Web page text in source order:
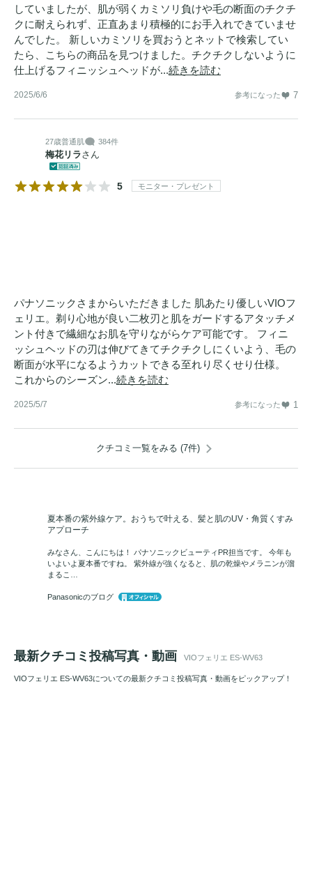
していましたが、肌が弱くカミソリ負けや毛の断面のチクチ
クに耐えられず、正直あまり積極的にお手入れできていませ
んでした。 新しいカミソリを買おうとネットで検索してい
たら、こちらの商品を見つけました。チクチクしないように
仕上げるフィニッシュヘッドが...続きを読む
2025/6/6 参考になった 7
27歳普通肌 384件
梅花リラさん
5 モニター・プレゼント
パナソニックさまからいただきました 肌あたり優しいVIOフ
ェリエ。剃り心地が良い二枚刃と肌をガードするアタッチメ
ント付きで繊細なお肌を守りながらケア可能です。 フィニ
ッシュヘッドの刃は伸びてきてチクチクしにくいよう、毛の
断面が水平になるようカットできる至れり尽くせり仕様。
これからのシーズン...続きを読む
2025/5/7 参考になった 1
クチコミ一覧をみる (7件)
夏本番の紫外線ケア。おうちで叶える、髪と肌のUV・角質くすみ
アプローチ
みなさん、こんにちは！ パナソニックビューティPR担当です。 今年も
いよいよ夏本番ですね。 紫外線が強くなると、肌の乾燥やメラニンが溜
まるこ…
Panasonicのブログ
最新クチコミ投稿写真・動画 VIOフェリエ ES-WV63
VIOフェリエ ES-WV63についての最新クチコミ投稿写真・動画をピックアップ！